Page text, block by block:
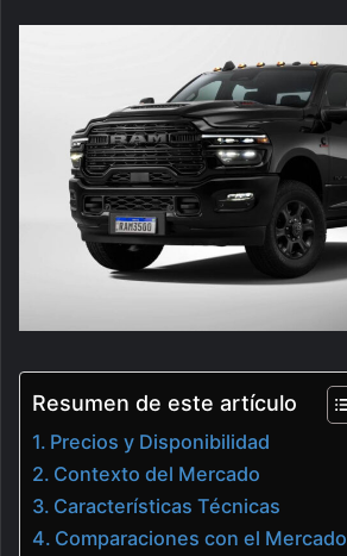
Resumen de este artículo
Precios y Disponibilidad
Contexto del Mercado
Características Técnicas
Comparaciones con el Mercado